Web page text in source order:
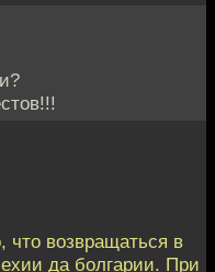
что возвращаться в
да болгарии. При